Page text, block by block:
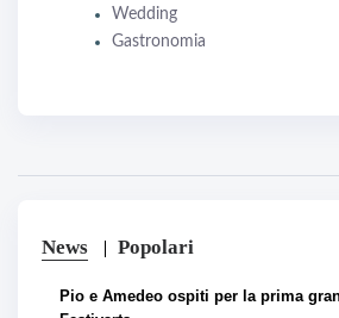
Wedding
Gastronomia
News Popolari
Pio e Amedeo ospiti per la prima